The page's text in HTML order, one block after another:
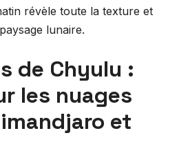
révèle toute la texture et
lunaire.
de Chyulu :
les nuages
et